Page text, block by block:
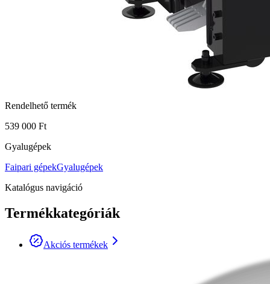
Rendelhető termék
539 000 Ft
Gyalugépek
Faipari gépekGyalugépek
Katalógus navigáció
Termékkategóriák
Akciós termékek